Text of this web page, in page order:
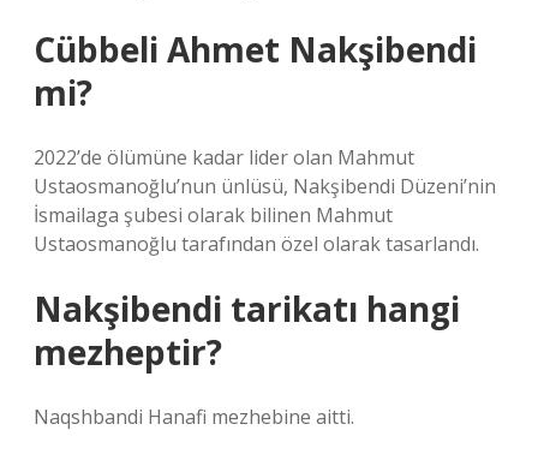
Cübbeli Ahmet Nakşibendi
mi?
2022’de ölümüne kadar lider olan Mahmut
Ustaosmanoğlu’nun ünlüsü, Nakşibendi Düzeni’nin
İsmailaga şubesi olarak bilinen Mahmut
Ustaosmanoğlu tarafından özel olarak tasarlandı.
Nakşibendi tarikatı hangi
mezheptir?
Naqshbandi Hanafi mezhebine aitti.